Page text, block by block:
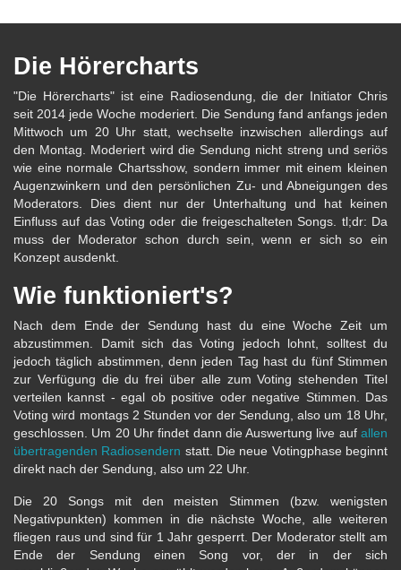
Die Hörercharts
"Die Hörercharts" ist eine Radiosendung, die der Initiator Chris
seit 2014 jede Woche moderiert. Die Sendung fand anfangs jeden
Mittwoch um 20 Uhr statt, wechselte inzwischen allerdings auf
den Montag. Moderiert wird die Sendung nicht streng und seriös
wie eine normale Chartsshow, sondern immer mit einem kleinen
Augenzwinkern und den persönlichen Zu- und Abneigungen des
Moderators. Dies dient nur der Unterhaltung und hat keinen
Einfluss auf das Voting oder die freigeschalteten Songs. tl;dr: Da
muss der Moderator schon durch sein, wenn er sich so ein
Konzept ausdenkt.
Wie funktioniert's?
Nach dem Ende der Sendung hast du eine Woche Zeit um
abzustimmen. Damit sich das Voting jedoch lohnt, solltest du
jedoch täglich abstimmen, denn jeden Tag hast du fünf Stimmen
zur Verfügung die du frei über alle zum Voting stehenden Titel
verteilen kannst - egal ob positive oder negative Stimmen. Das
Voting wird montags 2 Stunden vor der Sendung, also um 18 Uhr,
geschlossen. Um 20 Uhr findet dann die Auswertung live auf allen
übertragenden Radiosendern statt. Die neue Votingphase beginnt
direkt nach der Sendung, also um 22 Uhr.
Die 20 Songs mit den meisten Stimmen (bzw. wenigsten
Negativpunkten) kommen in die nächste Woche, alle weiteren
fliegen raus und sind für 1 Jahr gesperrt. Der Moderator stellt am
Ende der Sendung einen Song vor, der in der sich